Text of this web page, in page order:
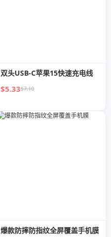
双头USB-C苹果15快速充电线
$5.33$7.10
爆款防摔防指纹全屏覆盖手机膜